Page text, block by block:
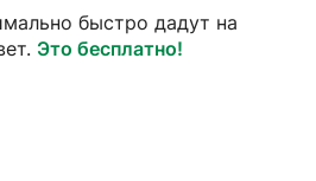
быстро дадут на
Это бесплатно!